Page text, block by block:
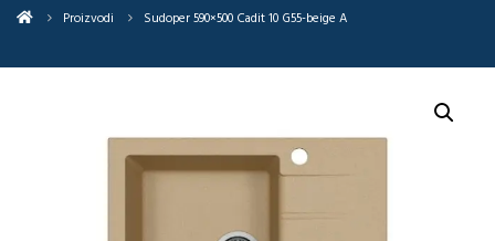
Proizvodi Sudoper 590×500 Cadit 10 G55-beige A